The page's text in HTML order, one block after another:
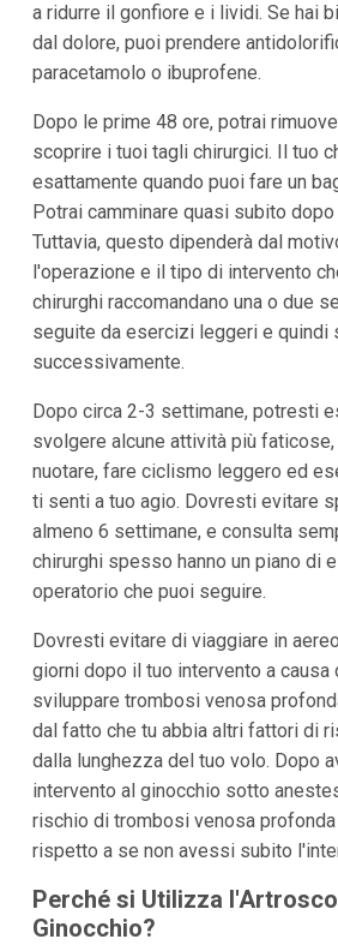
a ridurre il gonfiore e i lividi. Se hai
dal dolore, puoi prendere
paracetamolo o ibuprofene.
Dopo le prime 48 ore, potrai
scoprire i tuoi tagli chirurgici. Il tuo
esattamente quando puoi fare un
Potrai camminare quasi subito
Tuttavia, questo dipenderà dal
l'operazione e il tipo di intervento
chirurghi raccomandano una o due
seguite da esercizi leggeri e quindi
successivamente.
Dopo circa 2-3 settimane, potresti
svolgere alcune attività più faticose,
nuotare, fare ciclismo leggero ed
ti senti a tuo agio. Dovresti evitare
almeno 6 settimane, e consulta
chirurghi spesso hanno un piano di
operatorio che puoi seguire.
Dovresti evitare di viaggiare in
giorni dopo il tuo intervento a causa
sviluppare trombosi venosa
dal fatto che tu abbia altri fattori di
dalla lunghezza del tuo volo. Dopo
intervento al ginocchio sotto
rischio di trombosi venosa
rispetto a se non avessi subito
Perché si Utilizza
Ginocchio?